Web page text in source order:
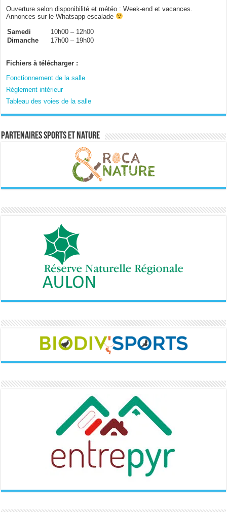
Ouverture selon disponibilité et météo : Week-end et vacances.
Annonces sur le Whatsapp escalade
Samedi
10h00 – 12h00
Dimanche
17h00 – 19h00
Fichiers à télécharger :
Fonctionnement de la salle
Règlement intérieur
Tableau des voies de la salle
Partenaires sports et nature